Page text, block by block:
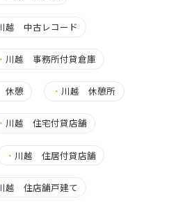
越 中古レコード
・ 川越 事務所付貸倉庫
休憩 ・ 川越 休憩所
・ 川越 住宅付貸店舗
・ 川越 住居付貸店舗
越 住店舗戸建て